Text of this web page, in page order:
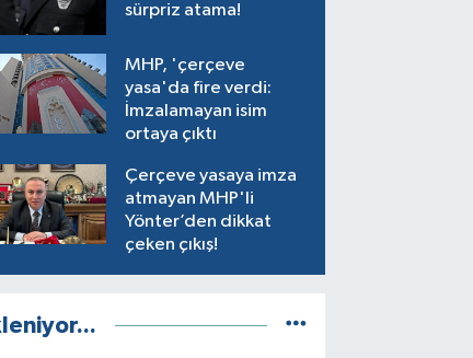
sürpriz atama!
MHP, 'çerçeve
yasa'da fire verdi:
İmzalamayan isim
ortaya çıktı
Çerçeve yasaya imza
atmayan MHP'li
Yönter’den dikkat
çeken çıkış!